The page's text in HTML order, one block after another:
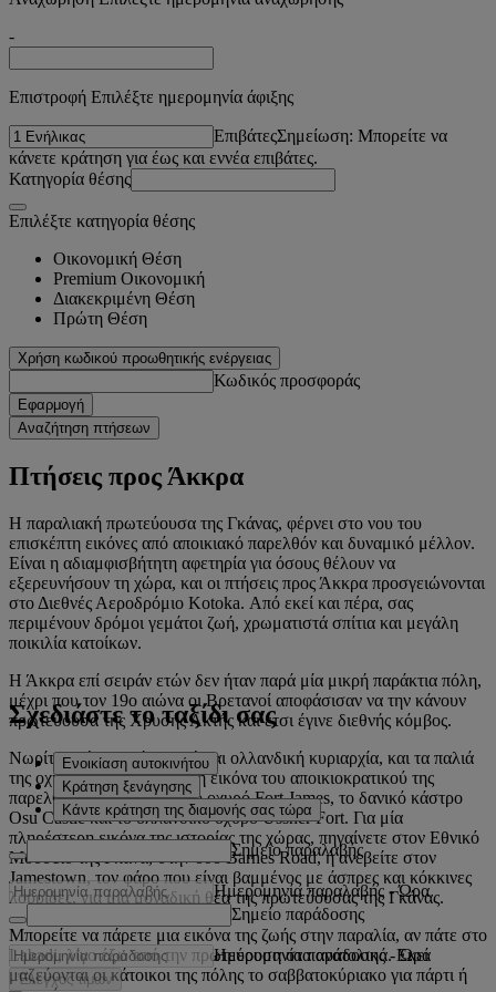
-
Επιστροφή Επιλέξτε ημερομηνία άφιξης
ΕπιβάτεςΣημείωση: Μπορείτε να
κάνετε κράτηση για έως και εννέα επιβάτες.
Κατηγορία θέσης
Επιλέξτε κατηγορία θέσης
Οικονομική Θέση
Premium Οικονομική
Διακεκριμένη Θέση
Πρώτη Θέση
Χρήση κωδικού προωθητικής ενέργειας
Κωδικός προσφοράς
Εφαρμογή
Αναζήτηση πτήσεων
Πτήσεις προς Άκκρα
Η παραλιακή πρωτεύουσα της Γκάνας, φέρνει στο νου του
επισκέπτη εικόνες από αποικιακό παρελθόν και δυναμικό μέλλον.
Είναι η αδιαμφισβήτητη αφετηρία για όσους θέλουν να
εξερευνήσουν τη χώρα, και οι πτήσεις προς Άκκρα προσγειώνονται
στο Διεθνές Αεροδρόμιο Kotoka. Από εκεί και πέρα, σας
περιμένουν δρόμοι γεμάτοι ζωή, χρωματιστά σπίτια και μεγάλη
ποικιλία κατοίκων.
Η Άκκρα επί σειράν ετών δεν ήταν παρά μία μικρή παράκτια πόλη,
μέχρι που τον 19ο αιώνα οι Βρετανοί αποφάσισαν να την κάνουν
πρωτεύουσα της Χρυσής Ακτής και έτσι έγινε διεθνής κόμβος.
Νωρίτερα ήταν υπό δανική και ολλανδική κυριαρχία, και τα παλιά
της οχυρά δίνουν μια πλήρη εικόνα του αποικιοκρατικού της
παρελθόντος: Το βρετανικό οχυρό Fort James, το δανικό κάστρο
Osu Castle και το ολλανδικό οχυρό Ussher Fort. Για μία
πληρέστερη εικόνα της ιστορίας της χώρας, πηγαίνετε στον Εθνικό
Μουσείο της Γκάνα, στην οδό Barnes Road, ή ανεβείτε στον
Jamestown, τον φάρο που είναι βαμμένος με άσπρες και κόκκινες
λουρίδες, για μια μοναδική θέα της πρωτεύουσας της Γκάνας.
Μπορείτε να πάρετε μια εικόνα της ζωής στην παραλία, αν πάτε στο
Labadi, λίγο έξω από την πρωτεύουσα στα ανατολικά. Εκεί
μαζεύονται οι κάτοικοι της πόλης το σαββατοκύριακο για πάρτι ή
Σχεδιάστε το ταξίδι σας
Ενοικίαση αυτοκινήτου
Κράτηση ξενάγησης
Κάντε κράτηση της διαμονής σας τώρα
Σημείο παραλαβής
Ημερομηνία παραλαβής - Ώρα
Σημείο παράδοσης
Ημερομηνία παράδοσης - Ώρα
Έλεγχος τιμών